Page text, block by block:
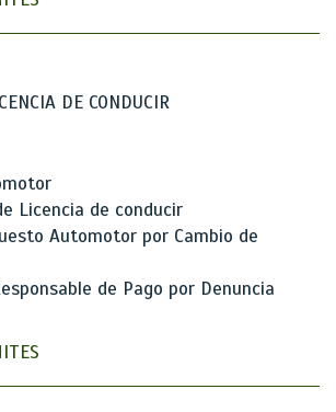
DE CONDUCIR
Licencia de conducir
Automotor por Cambio de
de Pago por Denuncia